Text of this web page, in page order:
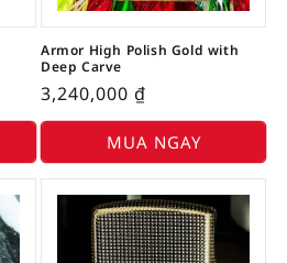
Armor High Polish Gold with
Deep Carve
3,240,000 ₫
MUA NGAY